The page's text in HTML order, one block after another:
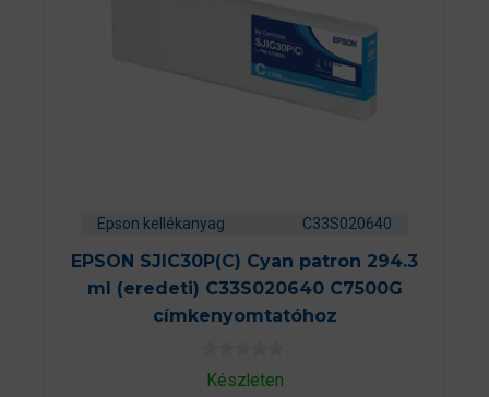
Epson kellékanyag C33S020640
EPSON SJIC30P(C) Cyan patron 294.3
ml (eredeti) C33S020640 C7500G
címkenyomtatóhoz
0
aKészleten